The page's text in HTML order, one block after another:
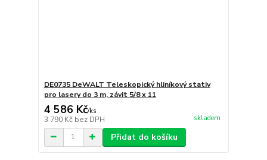
DE0735 DeWALT Teleskopický hliníkový stativ
pro lasery do 3 m, závit 5/8 x 11
4 586 Kč/ks
3 790 Kč bez DPH skladem
Přidat do košíku